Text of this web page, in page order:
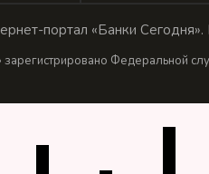
портал «Банки Сегодня».
Федеральной